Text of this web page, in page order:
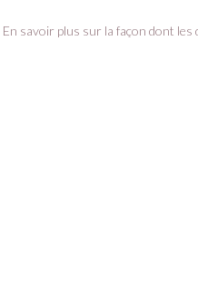
En savoir plus sur la façon dont